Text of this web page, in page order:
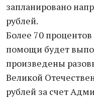
запланировано
рублей.
Более 70
помощи будет
произведены
Великой
рублей за счет